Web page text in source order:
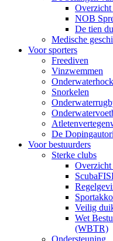
Overzicht
NOB
De tien
Medische
Voor sporters
Freediven
Vinzwemmen
Snorkelen
De
Voor bestuurders
Sterke clubs
Overzicht
Veilig
Wet
(WBTR)
Ondersteuning